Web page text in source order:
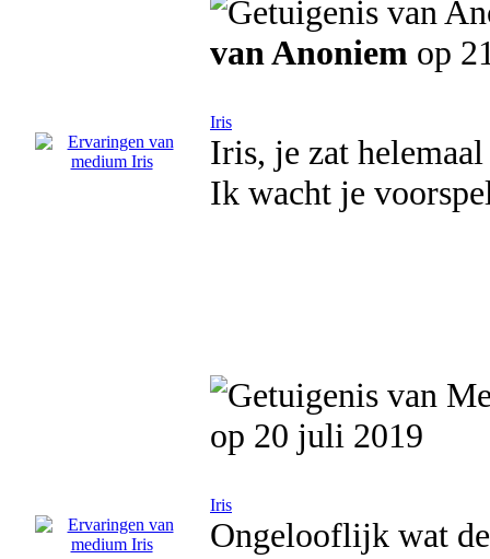
van Anoniem op
Iris
Iris, je zat
Ik wacht je
op 20 juli 2019
Iris
Ongelooflijk wat